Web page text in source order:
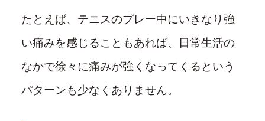
たとえば、テニスのプレー中にいきなり強
い痛みを感じることもあれば、日常生活の
なかで徐々に痛みが強くなってくるという
パターンも少なくありません。